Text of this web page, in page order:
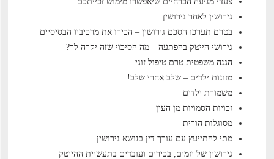
גירושין לאחר גירושין
בטרם תערכו הסכם גירושין – הכירו את מרכיביו הבסיסיים
גירושי הייטק בהפתעה – מה הסיכוי שזה יקרה לך?
הגנה משפטית טרם טיפול זוגי
מזונות ילדים – שלב אחרי שלב!
משמורת ילדים
זכויות הסמויות מן העין
מסוגלות הורית
מתי להתייעץ עם עורך דין בנושא גירושין
גירושין של יזמים, בכירים ועובדים בתעשיית ההייטק